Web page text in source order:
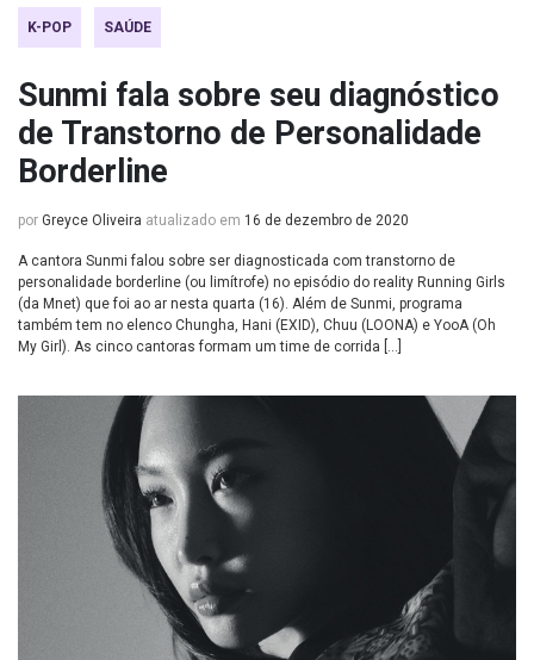
K-POP SAÚDE
Sunmi fala sobre seu diagnóstico
de Transtorno de Personalidade
Borderline
por Greyce Oliveira atualizado em 16 de dezembro de 2020
A cantora Sunmi falou sobre ser diagnosticada com transtorno de
personalidade borderline (ou limítrofe) no episódio do reality Running Girls
(da Mnet) que foi ao ar nesta quarta (16). Além de Sunmi, programa
também tem no elenco Chungha, Hani (EXID), Chuu (LOONA) e YooA (Oh
My Girl). As cinco cantoras formam um time de corrida […]